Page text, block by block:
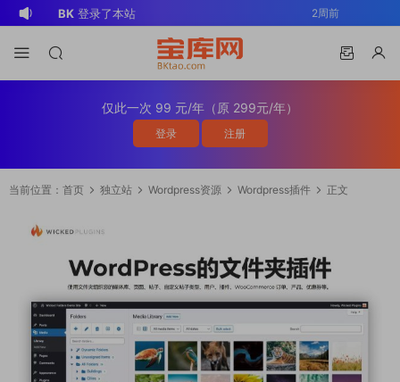
BK 登录了本站 2周前
登录了本站
下载了资源WP Mail SMTP
Pro v4.5.0 / v4.2.0 Wordpress邮件插
下载了资源Elementor Pro
v4.1.2/v4.1.1/v4.0.4 /v4.0.1 /v3.33.2
v3.29.2 / v3.29.1 / v3.29.0 / v3.28.x
/3.27.x /3.26.3 强大先进的网站构建器
插件wordpress主题模板编辑神器页面生
成器插件 wp响应式主题模板编辑生成器
公司主题模板外贸跨境电商模板编辑工具
下载了资源Elementor Pro
/v3.32.1/ v3.31.0 / v3.30.1/ v3.30.0 /
v3.29.2 / v3.29.1 / v3.29.0 / v3.28.x
/3.27.x /3.26.3 强大先进的网站构建器
插件wordpress主题模板编辑神器页面生
成器插件 wp响应式主题模板编辑生成器
公司主题模板外贸跨境电商模板编辑工具
v4.1.2/v4.1.1/v4.0.4 /v4.0.1 /v3.33.2
/v3.32.1/ v3.31.0 / v3.30.1/ v3.30.0 /
v3.29.2 / v3.29.1 / v3.29.0 / v3.28.x
/3.27.x /3.26.3 强大先进的网站构建器
插件wordpress主题模板编辑神器页面生
成器插件 wp响应式主题模板编辑生成器
公司主题模板外贸跨境电商模板编辑工具
v*******
Custom Fields Pro v6.7.0.2 / v6.5.1 /
v6.4.3 / v6.4.2 / v6.4.1 / v6.4.0.1
/v6.3.12 高级自定义字段专业版
Wordpress插件ACF PRO
2天前
仅此一次 99 元/年（原 299元/年）
登录 注册
当前位置： 首页 独立站 Wordpress资源 Wordpress插件 正文